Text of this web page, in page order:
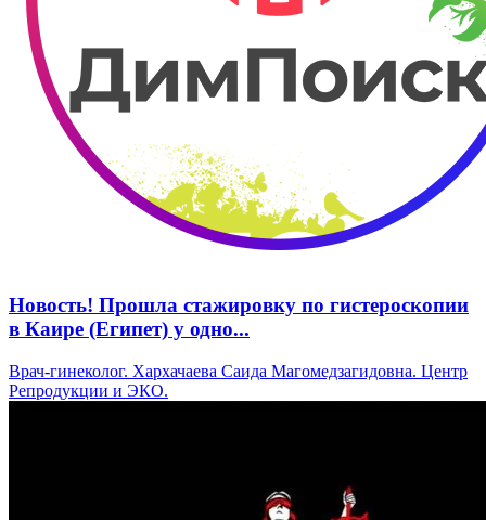
Новость! Прошла стажировку по гистероскопии
в Каире (Египет) у одно...
Врач-гинеколог. Хархачаева Саида Магомедзагидовна. Центр
Репродукции и ЭКО.